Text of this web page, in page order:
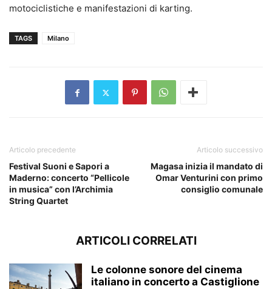
motociclistiche e manifestazioni di karting.
TAGS Milano
Articolo precedente
Festival Suoni e Sapori a
Maderno: concerto “Pellicole
in musica” con l’Archimia
String Quartet
Articolo successivo
Magasa inizia il mandato di
Omar Venturini con primo
consiglio comunale
ARTICOLI CORRELATI
Le colonne sonore del cinema
italiano in concerto a Castiglione